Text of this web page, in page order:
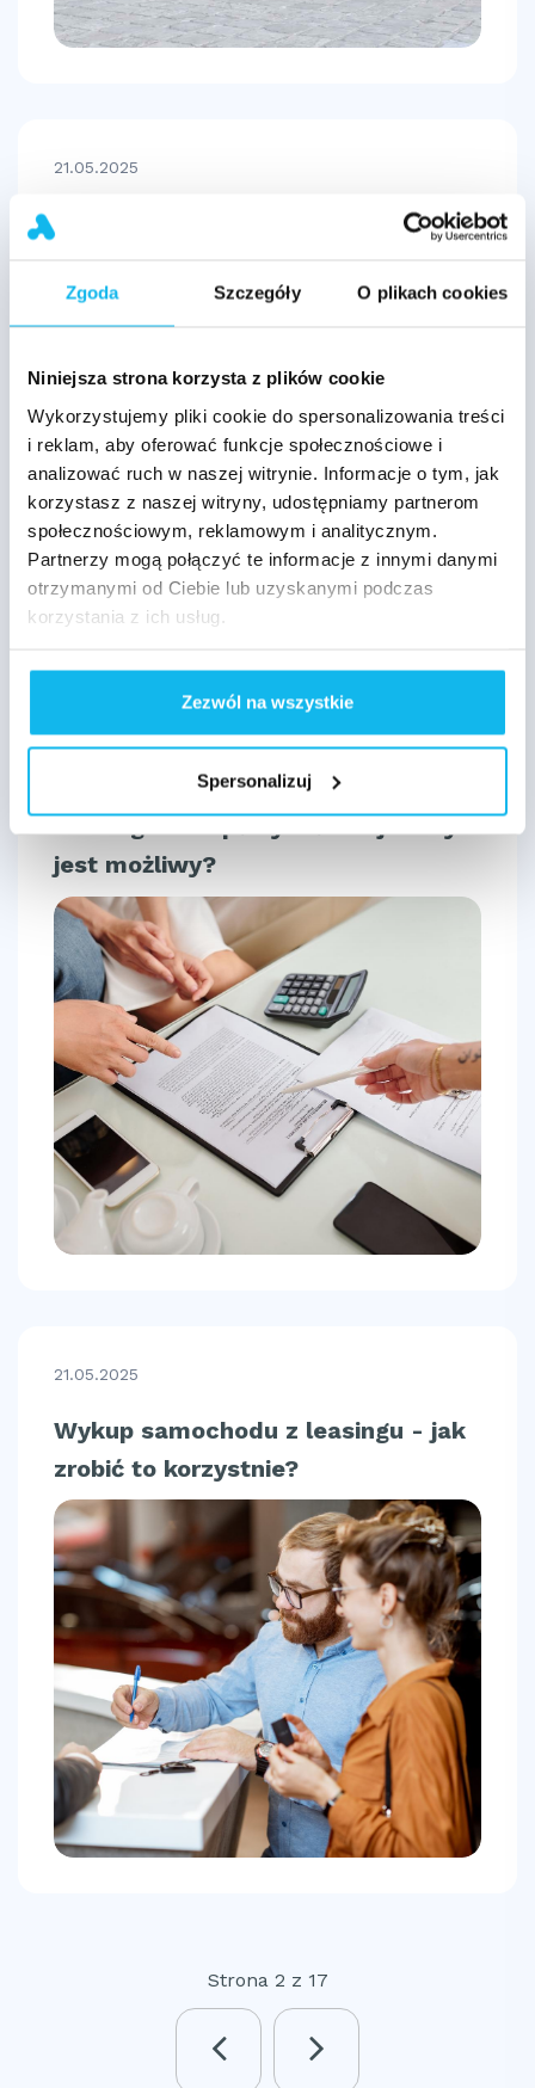
Zgoda Szczegóły O plikach cookies
Niniejsza strona korzysta z plików cookie
Wykorzystujemy pliki cookie do spersonalizowania treści
i reklam, aby oferować funkcje społecznościowe i
analizować ruch w naszej witrynie. Informacje o tym, jak
korzystasz z naszej witryny, udostępniamy partnerom
społecznościowym, reklamowym i analitycznym.
Partnerzy mogą połączyć te informacje z innymi danymi
otrzymanymi od Ciebie lub uzyskanymi podczas
korzystania z ich usług.
Zezwól na wszystkie
Spersonalizuj
21.05.2025
Sprzedaż samochodu po leasingu –
Leasing bez wpłaty własnej – czy
jest możliwy?
21.05.2025
Wykup samochodu z leasingu - jak
zrobić to korzystnie?
Strona 2 z 17